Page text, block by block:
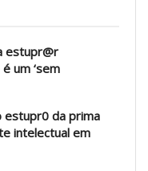
estupr@r
um ‘sem
estupr0 da prima
intelectual em